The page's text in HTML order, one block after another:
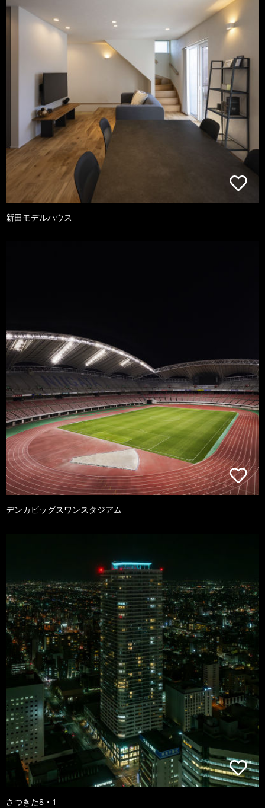
新田モデルハウス
デンカビッグスワンスタジアム
さつきた8・1